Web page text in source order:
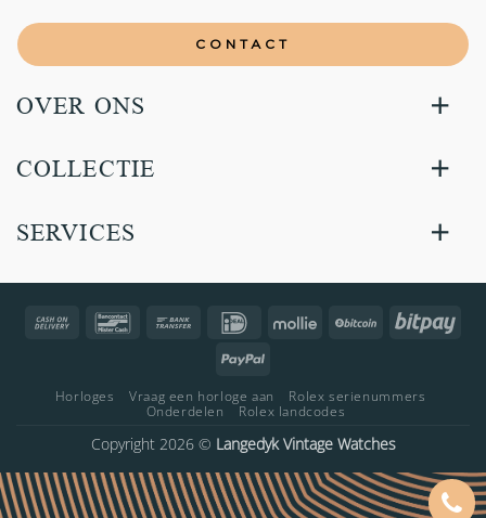
CONTACT
OVER ONS
COLLECTIE
SERVICES
Cash
Bancontact Bank
IDeal Mollie BitCoin
PayPal
Horloges Vraag een horloge aan
Rolex serienummers
Onderdelen
Rolex landcodes
Copyright 2026 © Langedyk Vintage Watches